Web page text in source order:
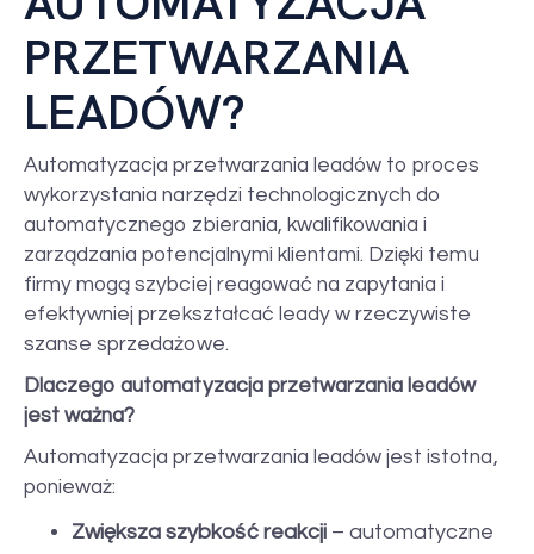
PRZETWARZANIA
LEADÓW?
Automatyzacja przetwarzania leadów to proces
wykorzystania narzędzi technologicznych do
automatycznego zbierania, kwalifikowania i
zarządzania potencjalnymi klientami. Dzięki temu
firmy mogą szybciej reagować na zapytania i
efektywniej przekształcać leady w rzeczywiste
szanse sprzedażowe.
Dlaczego automatyzacja przetwarzania leadów
jest ważna?
Automatyzacja przetwarzania leadów jest istotna,
ponieważ:
Zwiększa szybkość reakcji– automatyczne